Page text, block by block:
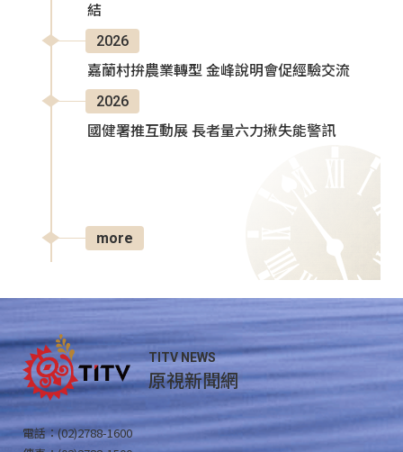
結
2026
嘉蘭村拚農業轉型 金峰說明會促經驗交流
2026
國健署推互動展 長者量六力揪失能警訊
more
TITV NEWS
原視新聞網
電話：(02)2788-1600